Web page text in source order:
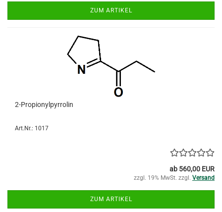
ZUM ARTIKEL
2-Propionylpyrrolin
Art.Nr.: 1017
ab 560,00 EUR
zzgl. 19% MwSt. zzgl. Versand
ZUM ARTIKEL